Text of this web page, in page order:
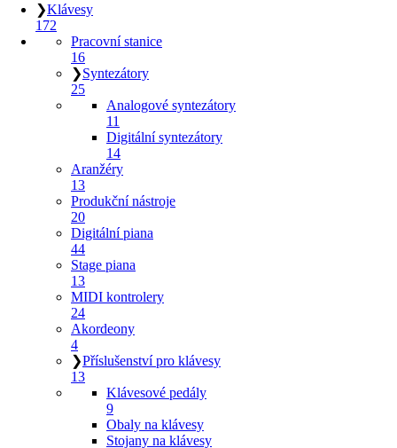
❯Klávesy
172
Pracovní stanice
16
❯Syntezátory
25
Analogové syntezátory
11
Digitální syntezátory
14
Aranžéry
13
Produkční nástroje
20
Digitální piana
44
Stage piana
13
MIDI kontrolery
24
Akordeony
4
❯Příslušenství pro klávesy
13
Klávesové pedály
9
Obaly na klávesy
Stojany na klávesy